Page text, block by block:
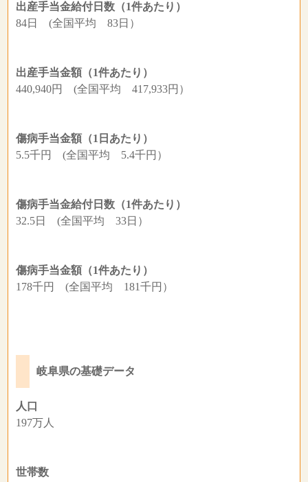
出産手当金給付日数（1件あたり）
84日 (全国平均 83日）
出産手当金額（1件あたり）
440,940円 (全国平均 417,933円）
傷病手当金額（1日あたり）
5.5千円 (全国平均 5.4千円）
傷病手当金給付日数（1件あたり）
32.5日 (全国平均 33日）
傷病手当金額（1件あたり）
178千円 (全国平均 181千円）
岐阜県の基礎データ
人口
197万人
世帯数